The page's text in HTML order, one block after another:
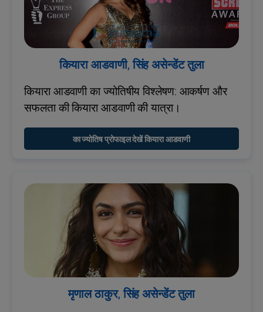
कियारा आडवाणी, सिंह असेन्डेंट तुला
कियारा आडवाणी का ज्योतिषीय विश्लेषण: आकर्षण और
सफलता की कियारा आडवाणी की यात्रा।
का ज्योतिष प्रोफाइल देखें कियारा आडवाणी
मृणाल ठाकुर, सिंह असेन्डेंट तुला